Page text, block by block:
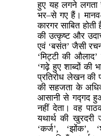
हुए यह लगने लगता
भर–से गए हैं।
कारगर साबित
की उत्कृष्ट और
एवं ‘बसंत’ जैसी
‘मिट्टी की
‘गढ़े हुए शाब्दों
प्रतिरोध लेखन की
की सहजता के
आसानी से गद्गद
नहीं देता। वह
यथार्थ की खुरदरी
‘कर्ज’, ‘झोंक’,